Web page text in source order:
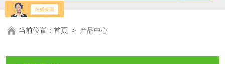
当前位置：首页 > 产品中心